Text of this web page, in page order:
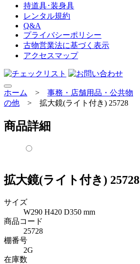
持道具･装身具
レンタル規約
Q&A
プライバシーポリシー
古物営業法に基づく表示
アクセスマップ
ホーム > 事務・店舗用品・公共物
の他
> 拡大鏡(ライト付き) 25728
商品詳細
拡大鏡(ライト付き) 25728
サイズ
W290 H420 D350 mm
商品コード
25728
棚番号
2G
在庫数